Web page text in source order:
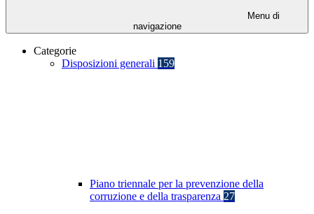
Menu di
navigazione
Categorie
Disposizioni generali 159
Piano triennale per la prevenzione della
corruzione e della trasparenza 27